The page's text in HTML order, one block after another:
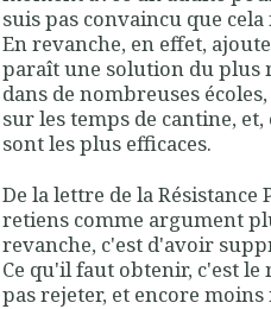
suis pas convaincu que
En revanche, en effet,
paraît une solution du plus
dans de nombreuses
sur les temps de cantine,
sont les plus efficaces.
De la lettre de la Résistance
retiens comme argument
revanche, c'est d'avoir
Ce qu'il faut obtenir, c'est le
pas rejeter, et encore